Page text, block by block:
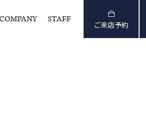
COMPANY STAFF
ご来店予約